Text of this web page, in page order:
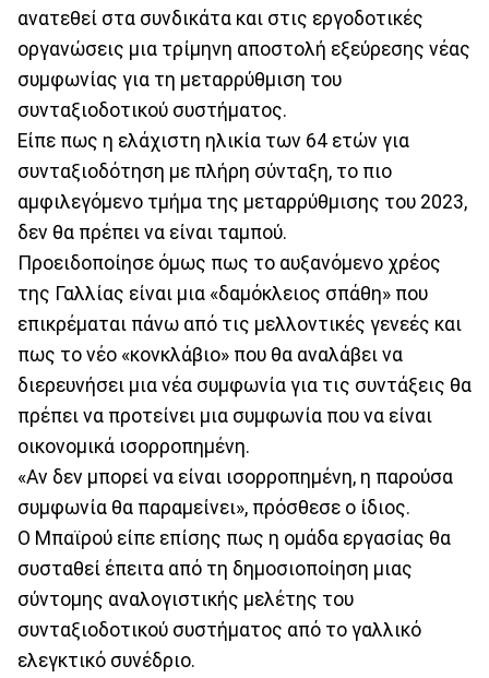
ανατεθεί στα συνδικάτα και στις εργοδοτικές
οργανώσεις μια τρίμηνη αποστολή εξεύρεσης νέας
συμφωνίας για τη μεταρρύθμιση του
συνταξιοδοτικού συστήματος.
Είπε πως η ελάχιστη ηλικία των 64 ετών για
συνταξιοδότηση με πλήρη σύνταξη, το πιο
αμφιλεγόμενο τμήμα της μεταρρύθμισης του 2023,
δεν θα πρέπει να είναι ταμπού.
Προειδοποίησε όμως πως το αυξανόμενο χρέος
της Γαλλίας είναι μια «δαμόκλειος σπάθη» που
επικρέμαται πάνω από τις μελλοντικές γενεές και
πως το νέο «κονκλάβιο» που θα αναλάβει να
διερευνήσει μια νέα συμφωνία για τις συντάξεις θα
πρέπει να προτείνει μια συμφωνία που να είναι
οικονομικά ισορροπημένη.
«Αν δεν μπορεί να είναι ισορροπημένη, η παρούσα
συμφωνία θα παραμείνει», πρόσθεσε ο ίδιος.
Ο Μπαϊρού είπε επίσης πως η ομάδα εργασίας θα
συσταθεί έπειτα από τη δημοσιοποίηση μιας
σύντομης αναλογιστικής μελέτης του
συνταξιοδοτικού συστήματος από το γαλλικό
ελεγκτικό συνέδριο.